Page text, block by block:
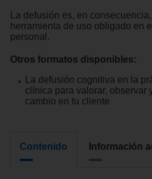
La defusión es, en
herramienta de uso obligado en
personal.
Otros formatos disponibles:
La defusión cognitiva en la
clínica para valorar, observar
cambio en tu cliente
Contenido Información